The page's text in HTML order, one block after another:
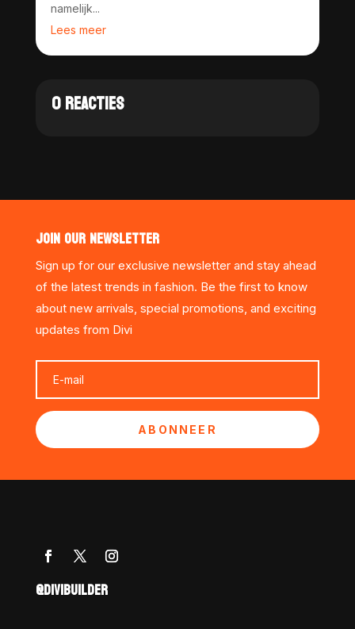
namelijk...
Lees meer
0 REACTIES
JOIN OUR NEWSLETTER
Sign up for our exclusive newsletter and stay ahead
of the latest trends in fashion. Be the first to know
about new arrivals, special promotions, and exciting
updates from Divi
ABONNEER
@DIVIBUILDER